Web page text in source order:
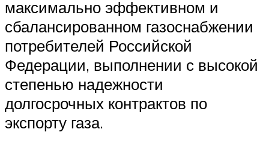
максимально эффективном и
сбалансированном газоснабжении
потребителей Российской
Федерации, выполнении с высокой
степенью надежности
долгосрочных контрактов по
экспорту газа.